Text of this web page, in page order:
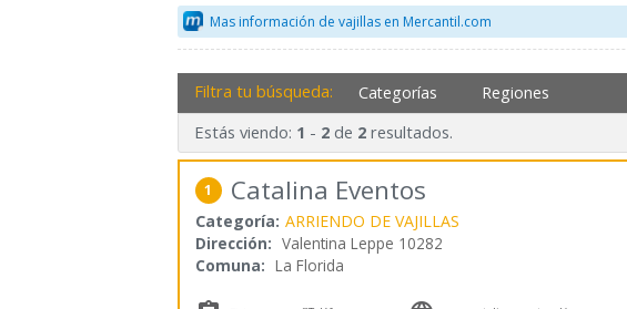
Mas información de vajillas en Mercantil.com
Filtra tu búsqueda: Categorías Regiones
Estás viendo: 1 - 2de 2resultados.
1 Catalina Eventos
Categoría: ARRIENDO DE VAJILLAS
Dirección: Valentina Leppe 10282
Comuna: La Florida